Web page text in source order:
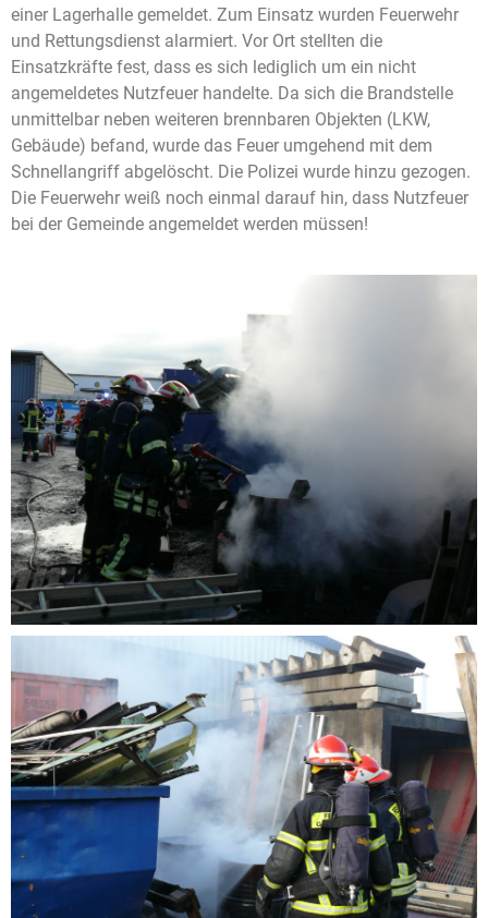
einer Lagerhalle gemeldet. Zum Einsatz wurden Feuerwehr
und Rettungsdienst alarmiert. Vor Ort stellten die
Einsatzkräfte fest, dass es sich lediglich um ein nicht
angemeldetes Nutzfeuer handelte. Da sich die Brandstelle
unmittelbar neben weiteren brennbaren Objekten (LKW,
Gebäude) befand, wurde das Feuer umgehend mit dem
Schnellangriff abgelöscht. Die Polizei wurde hinzu gezogen.
Die Feuerwehr weiß noch einmal darauf hin, dass Nutzfeuer
bei der Gemeinde angemeldet werden müssen!